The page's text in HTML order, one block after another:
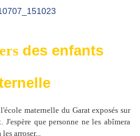
des enfants
maternelle du Garat exposés sur
que personne ne les abîmera
arroser...